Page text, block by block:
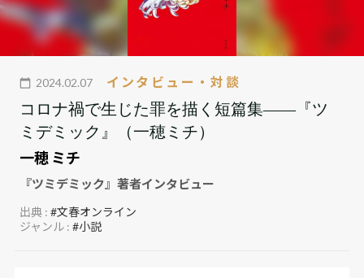
2024.02.07 インタビュー・対談
コロナ禍で生じた罪を描く短篇集――『ツ
ミデミック』（一穂ミチ）
一穂 ミチ
『ツミデミック』著者インタビュー
出典 :#文春オンライン
ジャンル :#小説